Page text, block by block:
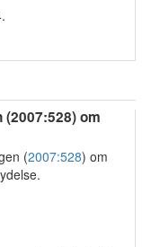
om
(2007:528) om